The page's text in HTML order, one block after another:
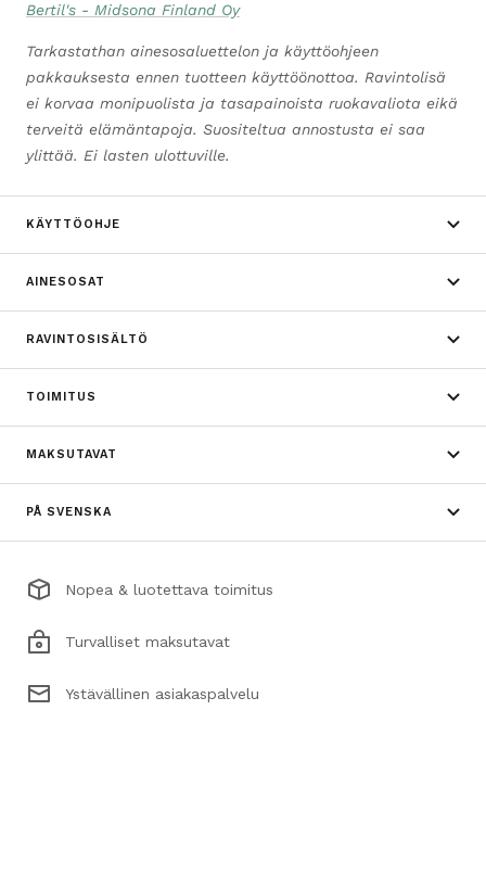
Bertil's - Midsona Finland Oy
Tarkastathan ainesosaluettelon ja käyttöohjeen
pakkauksesta ennen tuotteen käyttöönottoa. Ravintolisä
ei korvaa monipuolista ja tasapainoista ruokavaliota eikä
terveitä elämäntapoja. Suositeltua annostusta ei saa
ylittää. Ei lasten ulottuville.
KÄYTTÖOHJE
AINESOSAT
RAVINTOSISÄLTÖ
TOIMITUS
MAKSUTAVAT
PÅ SVENSKA
Nopea & luotettava toimitus
Turvalliset maksutavat
Ystävällinen asiakaspalvelu